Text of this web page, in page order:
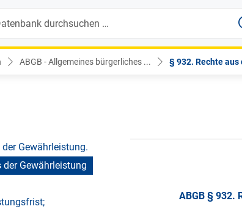
ABGB - Allgemeines bürgerliches ... § 932. Rechte aus
Gewährleistung.
Gewährleistung
ABGB § 932.